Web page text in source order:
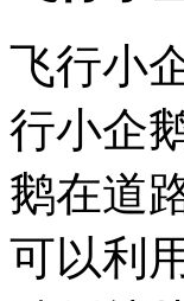
飞行小
行小企
鹅在道
可以利